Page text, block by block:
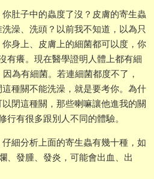
肚子中的蟲度了沒？皮膚的寄生蟲
澡、洗頭？以前我不知道，以為只
身上、皮膚上的細菌都可以度，你
有癢。現在醫學證明人體上都有細
為有細菌。若連細菌都度不了，
種關不能洗澡，就是要考你。為什
閉這種關，那些喇嘛讓他進我的關
有很多跟別人不同的體驗。
細分析上面的寄生蟲有幾十種，如
、發腫、發炎，可能會出血、出